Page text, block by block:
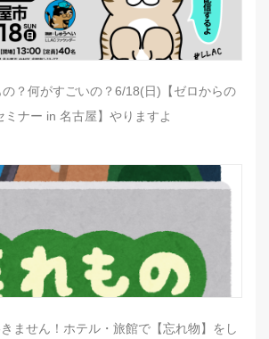
？何がすごいの？6/18(日)【ゼロからの
ミナー in 名古屋】やりますよ
ません！ホテル・旅館で【忘れ物】をし